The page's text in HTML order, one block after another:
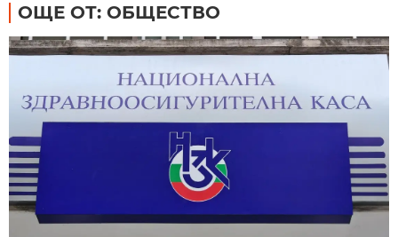
ОЩЕ ОТ: ОБЩЕСТВО